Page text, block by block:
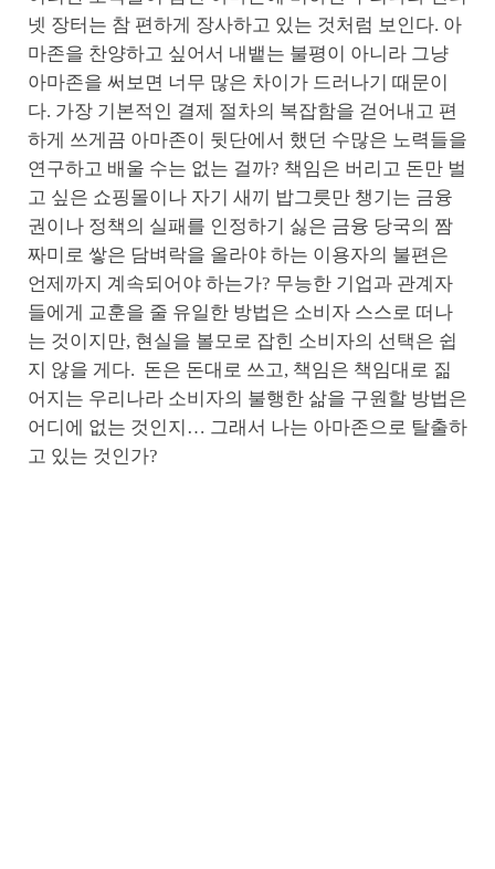
넷 장터는 참 편하게 장사하고 있는 것처럼 보인다. 아
마존을 찬양하고 싶어서 내뱉는 불평이 아니라 그냥
아마존을 써보면 너무 많은 차이가 드러나기 때문이
다. 가장 기본적인 결제 절차의 복잡함을 걷어내고 편
하게 쓰게끔 아마존이 뒷단에서 했던 수많은 노력들을
연구하고 배울 수는 없는 걸까? 책임은 버리고 돈만 벌
고 싶은 쇼핑몰이나 자기 새끼 밥그릇만 챙기는 금융
권이나 정책의 실패를 인정하기 싫은 금융 당국의 짬
짜미로 쌓은 담벼락을 올라야 하는 이용자의 불편은
언제까지 계속되어야 하는가? 무능한 기업과 관계자
들에게 교훈을 줄 유일한 방법은 소비자 스스로 떠나
는 것이지만, 현실을 볼모로 잡힌 소비자의 선택은 쉽
지 않을 게다. 돈은 돈대로 쓰고, 책임은 책임대로 짊
어지는 우리나라 소비자의 불행한 삶을 구원할 방법은
어디에 없는 것인지… 그래서 나는 아마존으로 탈출하
고 있는 것인가?